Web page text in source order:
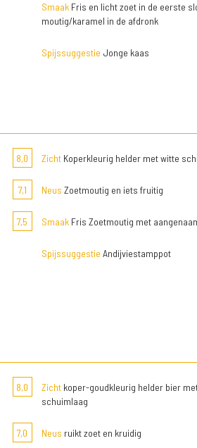
SmaakFris en licht zoet in de eerste
moutig/karamel in de afdronk
Spijssuggestie Jonge kaas
8,0 ZichtKoperkleurig helder met witte
7,1 Neus Zoetmoutig en iets fruitig
7,5 SmaakFris Zoetmoutig met
Spijssuggestie Andijviestamppot
8,0 Zichtkoper-goudkleurig helder bier
schuimlaag
7,0 Neus ruikt zoet en kruidig